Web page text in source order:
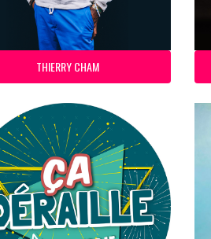
THIERRY CHAM